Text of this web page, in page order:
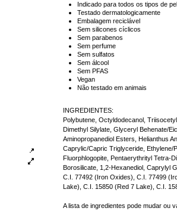
Indicado para todos os tipos de
Testado dermatologicamente
Embalagem reciclável
Sem silicones cíclicos
Sem parabenos
Sem perfume
Sem sulfatos
Sem álcool
Sem PFAS
Vegan
Não testado em animais
INGREDIENTES:
Polybutene, Octyldodecanol,
Dimethyl Silylate, Glyceryl Behenate/
Aminopropanediol Esters, Helianthus
Caprylic/Capric Triglyceride, Ethylene/
Fluorphlogopite, Pentaerythrityl Tetra-
Borosilicate, 1,2-Hexanediol, Caprylyl
C.I. 77492 (Iron Oxides), C.I. 77499
Lake), C.I. 15850 (Red 7 Lake), C.I.
A lista de ingredientes pode mudar ou